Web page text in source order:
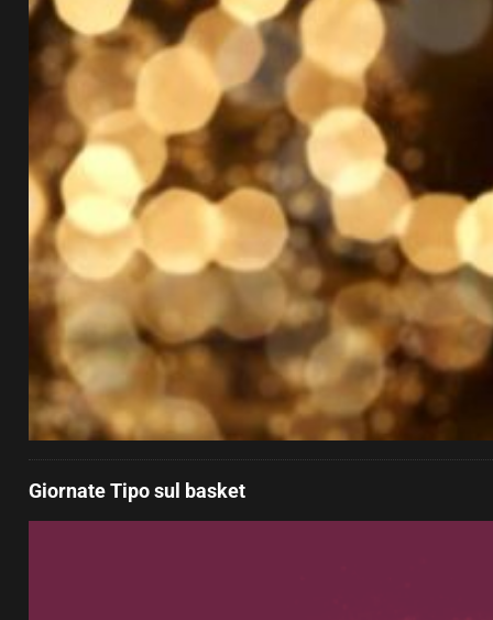
Giornate Tipo sul basket